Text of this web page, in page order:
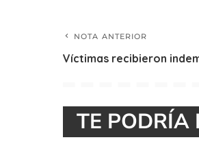
NOTA ANTERIOR
Víctimas recibieron
TE PODRÍA